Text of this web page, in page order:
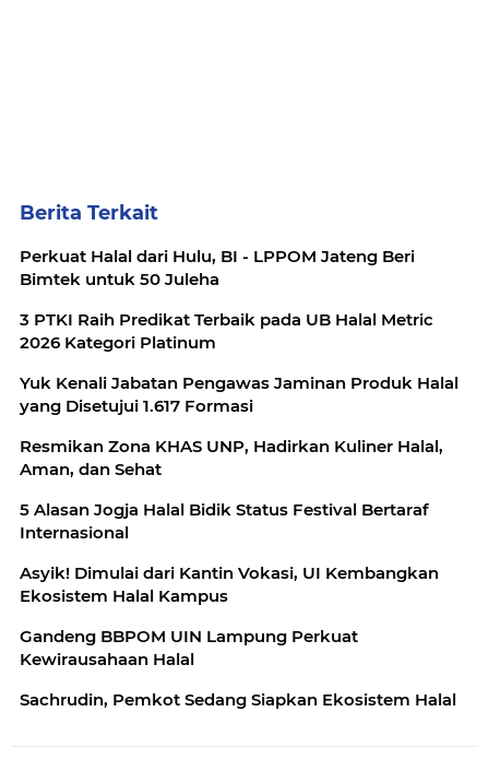
Berita Terkait
Perkuat Halal dari Hulu, BI - LPPOM Jateng Beri
Bimtek untuk 50 Juleha
3 PTKI Raih Predikat Terbaik pada UB Halal Metric
2026 Kategori Platinum
Yuk Kenali Jabatan Pengawas Jaminan Produk Halal
yang Disetujui 1.617 Formasi
Resmikan Zona KHAS UNP, Hadirkan Kuliner Halal,
Aman, dan Sehat
5 Alasan Jogja Halal Bidik Status Festival Bertaraf
Internasional
Asyik! Dimulai dari Kantin Vokasi, UI Kembangkan
Ekosistem Halal Kampus
Gandeng BBPOM UIN Lampung Perkuat
Kewirausahaan Halal
Sachrudin, Pemkot Sedang Siapkan Ekosistem Halal